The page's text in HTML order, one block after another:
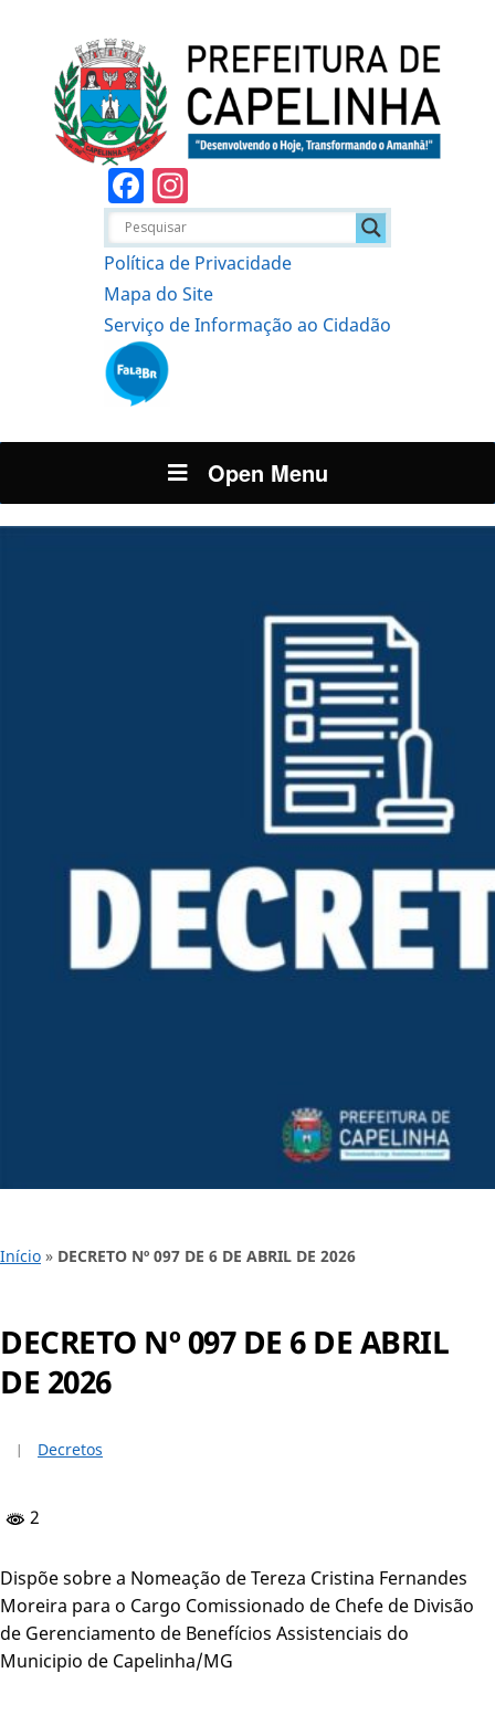
Facebook
Política de Privacidade
Mapa do Site
Serviço de Informação ao Cidadão
Open Menu
Início » DECRETO Nº 097 DE 6 DE ABRIL DE 2026
DECRETO Nº 097 DE 6 DE ABRIL
DE 2026
Decretos
2
Dispõe sobre a Nomeação de Tereza Cristina Fernandes
Moreira para o Cargo Comissionado de Chefe de Divisão
de Gerenciamento de Benefícios Assistenciais do
Municipio de Capelinha/MG